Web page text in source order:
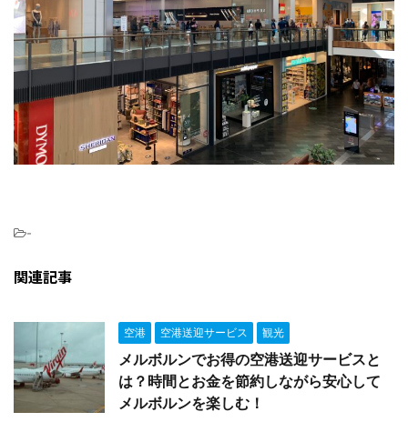
-
関連記事
空港 空港送迎サービス 観光
メルボルンでお得の空港送迎サービスと
は？時間とお金を節約しながら安心して
メルボルンを楽しむ！